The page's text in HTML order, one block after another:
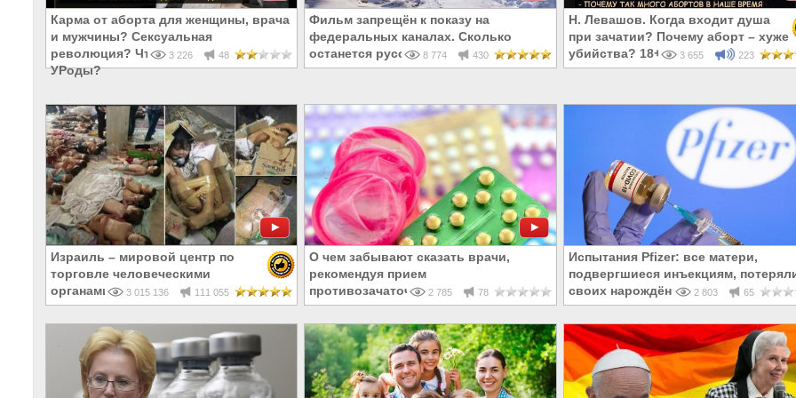
Карма от аборта для женщины, врача
и мужчины? Сексуальная
революция? Что такое телегония и
УРоды?
3 226 48
Фильм запрещён к показу на
федеральных каналах. Сколько
останется русских в 2050 году?
8 774 430
Н. Левашов. Когда входит душа
при зачатии? Почему аборт – хуже
убийства? 18+
3 655 223
Израиль – мировой центр по
торговле человеческими
органами
3 015 136 111 055
О чем забывают сказать врачи,
рекомендуя прием
противозачаточных таблеток?
2 785 78
Испытания Pfizer: все матери,
подвергшиеся инъекциям,
своих нарождённых детей
2 803 65